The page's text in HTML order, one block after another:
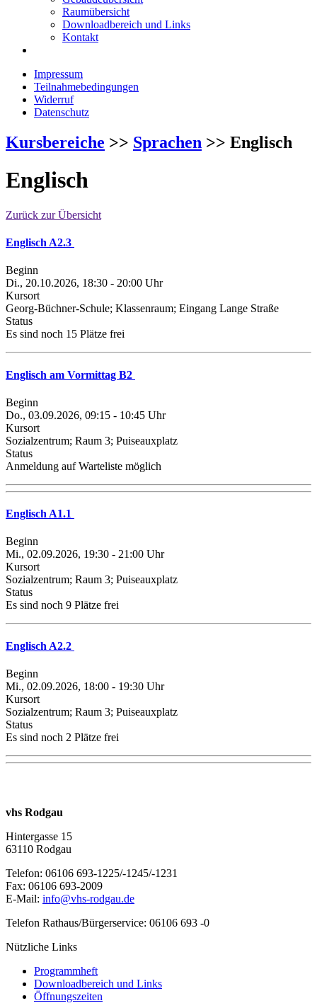
Raumübersicht
Downloadbereich und Links
Kontakt
Impressum
Teilnahmebedingungen
Widerruf
Datenschutz
Kursbereiche >> Sprachen >> Englisch
Englisch
Zurück zur Übersicht
Englisch A2.3
Beginn
Di., 20.10.2026, 18:30 - 20:00 Uhr
Kursort
Georg-Büchner-Schule; Klassenraum; Eingang Lange Straße
Status
Es sind noch 15 Plätze frei
Englisch am Vormittag B2
Beginn
Do., 03.09.2026, 09:15 - 10:45 Uhr
Kursort
Sozialzentrum; Raum 3; Puiseauxplatz
Status
Anmeldung auf Warteliste möglich
Englisch A1.1
Beginn
Mi., 02.09.2026, 19:30 - 21:00 Uhr
Kursort
Sozialzentrum; Raum 3; Puiseauxplatz
Status
Es sind noch 9 Plätze frei
Englisch A2.2
Beginn
Mi., 02.09.2026, 18:00 - 19:30 Uhr
Kursort
Sozialzentrum; Raum 3; Puiseauxplatz
Status
Es sind noch 2 Plätze frei
vhs Rodgau
Hintergasse 15
63110 Rodgau
Telefon: 06106 693-1225/-1245/-1231
Fax: 06106 693-2009
E-Mail: info@vhs-rodgau.de
Telefon Rathaus/Bürgerservice: 06106 693 -0
Nützliche Links
Programmheft
Downloadbereich und Links
Öffnungszeiten